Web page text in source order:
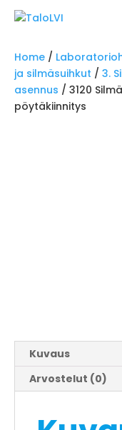
Home /
ja silmäsuihkut / 3.
asennus / 3120
pöytäkiinnitys
Kuvaus
Arvostelut (0)